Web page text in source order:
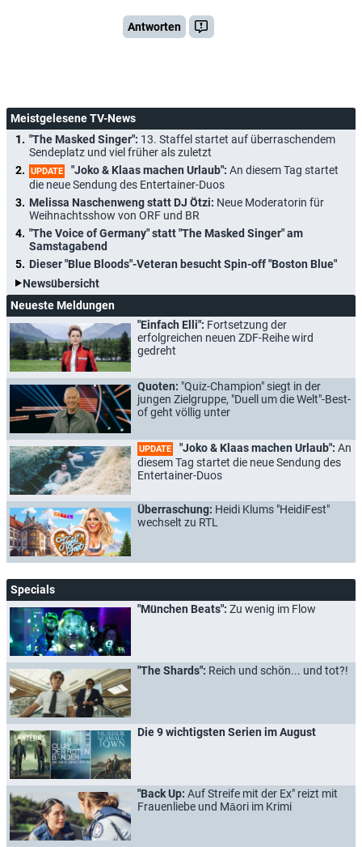
Antworten
Meistgelesene TV-News
"The Masked Singer": 13. Staffel startet auf überraschendem
Sendeplatz und viel früher als zuletzt
UPDATE "Joko & Klaas machen Urlaub": An diesem Tag startet
die neue Sendung des Entertainer-Duos
Melissa Naschenweng statt DJ Ötzi: Neue Moderatorin für
Weihnachtsshow von ORF und BR
"The Voice of Germany" statt "The Masked Singer" am
Samstagabend
Dieser "Blue Bloods"-Veteran besucht Spin-off "Boston Blue"
Newsübersicht
Neueste Meldungen
"Einfach Elli": Fortsetzung der
erfolgreichen neuen ZDF-Reihe wird
gedreht
Quoten: "Quiz-Champion" siegt in der
jungen Zielgruppe, "Duell um die Welt"-Best-
of geht völlig unter
UPDATE "Joko & Klaas machen Urlaub": An
diesem Tag startet die neue Sendung des
Entertainer-Duos
Überraschung: Heidi Klums "HeidiFest"
wechselt zu RTL
Specials
"München Beats": Zu wenig im Flow
"The Shards": Reich und schön... und tot?!
Die 9 wichtigsten Serien im August
"Back Up: Auf Streife mit der Ex" reizt mit
Frauenliebe und Māori im Krimi